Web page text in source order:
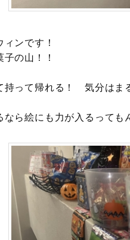
ンです！
の山！！
持って帰れる！ 気分はま
なら絵にも力が入るっても